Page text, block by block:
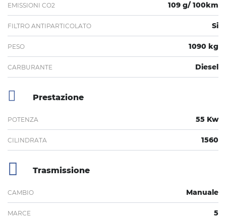
EMISSIONI CO2 109 g/ 100km
FILTRO ANTIPARTICOLATO Si
PESO 1090 kg
CARBURANTE Diesel
Prestazione
POTENZA 55 Kw
CILINDRATA 1560
Trasmissione
CAMBIO Manuale
MARCE 5